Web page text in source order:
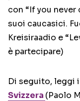
con “If you never
suoi caucasici.
Kreisiraadio e
è partecipare)
Di seguito, leggi
Svizzera (Paolo